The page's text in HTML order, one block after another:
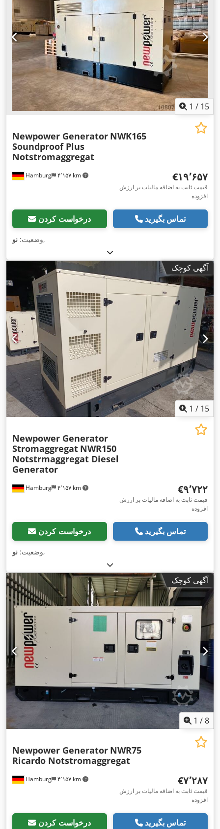
1 / 15
Hamburg ۴٬۱۵۷ km
Newpower Generator NWK165
Soundproof Plus
Notstromaggregat
‎€۱۹٬۶۵۷
قیمت ثابت به اضافه مالیات بر ارزش
افزوده
درخواست کردن تماس بگیرید
وضعیت: نو ,
آگهی کوچک
1 / 15
Hamburg ۴٬۱۵۷ km
Newpower Generator
Stromaggregat NWR150
Notstrmaggregat Diesel
Generator
‎€۹٬۷۲۲
قیمت ثابت به اضافه مالیات بر ارزش
افزوده
درخواست کردن تماس بگیرید
وضعیت: نو ,
آگهی کوچک
1 /8
Hamburg ۴٬۱۵۷ km
Newpower Generator NWR75
Ricardo Notstromaggregat
‎€۷٬۲۸۷
قیمت ثابت به اضافه مالیات بر ارزش
افزوده
درخواست کردن تماس بگیرید